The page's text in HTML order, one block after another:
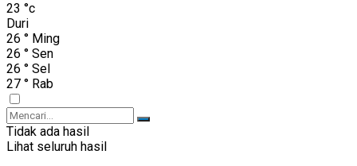
23 °c
Duri
26 ° Ming
26 ° Sen
26 ° Sel
27 ° Rab
Tidak ada hasil
Lihat seluruh hasil